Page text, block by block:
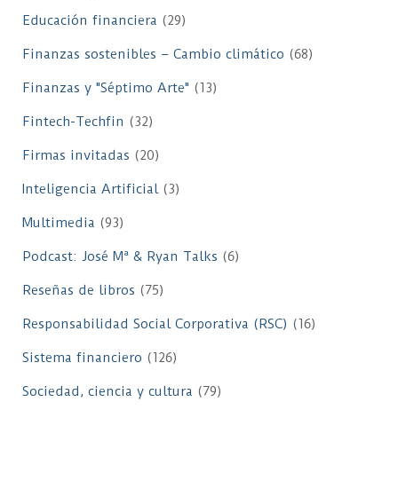
Educación financiera (29)
Finanzas sostenibles – Cambio climático (68)
Finanzas y "Séptimo Arte" (13)
Fintech-Techfin (32)
Firmas invitadas (20)
Inteligencia Artificial(3)
Multimedia (93)
Podcast: José Mª & Ryan Talks (6)
Reseñas de libros (75)
Responsabilidad Social Corporativa (RSC) (16)
Sistema financiero (126)
Sociedad, ciencia y cultura (79)